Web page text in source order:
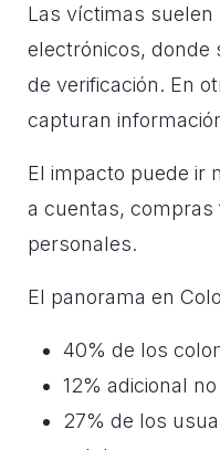
Las víctimas suelen
electrónicos, donde
de verificación. En
capturan
El impacto puede ir
a cuentas, compras
personales.
El panorama en
40% de los
12% adicional
27% de los